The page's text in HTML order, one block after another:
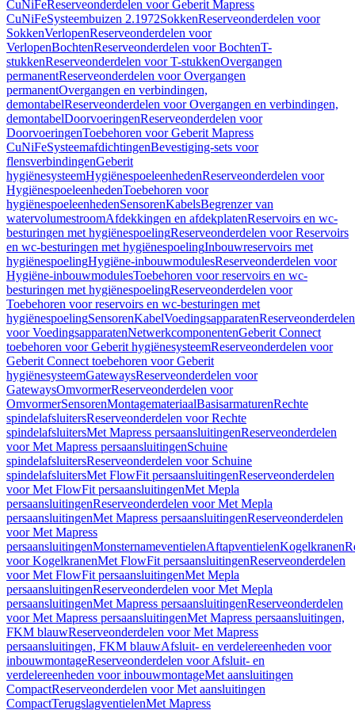
CuNiFeReserveonderdelen voor Geberit Mapress
CuNiFeSysteembuizen 2.1972SokkenReserveonderdelen voor
SokkenVerlopenReserveonderdelen voor
VerlopenBochtenReserveonderdelen voor BochtenT-
stukkenReserveonderdelen voor T-stukkenOvergangen
permanentReserveonderdelen voor Overgangen
permanentOvergangen en verbindingen,
demontabelReserveonderdelen voor Overgangen en verbindingen,
demontabelDoorvoeringenReserveonderdelen voor
DoorvoeringenToebehoren voor Geberit Mapress
CuNiFeSysteemafdichtingenBevestiging-sets voor
flensverbindingenGeberit
hygiënesysteemHygiënespoeleenhedenReserveonderdelen voor
HygiënespoeleenhedenToebehoren voor
hygiënespoeleenhedenSensorenKabelsBegrenzer van
watervolumestroomAfdekkingen en afdekplatenReservoirs en wc-
besturingen met hygiënespoelingReserveonderdelen voor Reservoirs
en wc-besturingen met hygiënespoelingInbouwreservoirs met
hygiënespoelingHygiëne-inbouwmodulesReserveonderdelen voor
Hygiëne-inbouwmodulesToebehoren voor reservoirs en wc-
besturingen met hygiënespoelingReserveonderdelen voor
Toebehoren voor reservoirs en wc-besturingen met
hygiënespoelingSensorenKabelVoedingsapparatenReserveonderdelen
voor VoedingsapparatenNetwerkcomponentenGeberit Connect
toebehoren voor Geberit hygiënesysteemReserveonderdelen voor
Geberit Connect toebehoren voor Geberit
hygiënesysteemGatewaysReserveonderdelen voor
GatewaysOmvormerReserveonderdelen voor
OmvormerSensorenMontagemateriaalBasisarmaturenRechte
spindelafsluitersReserveonderdelen voor Rechte
spindelafsluitersMet Mapress persaansluitingenReserveonderdelen
voor Met Mapress persaansluitingenSchuine
spindelafsluitersReserveonderdelen voor Schuine
spindelafsluitersMet FlowFit persaansluitingenReserveonderdelen
voor Met FlowFit persaansluitingenMet Mepla
persaansluitingenReserveonderdelen voor Met Mepla
persaansluitingenMet Mapress persaansluitingenReserveonderdelen
voor Met Mapress
persaansluitingenMonsternameventielenAftapventielenKogelkranen
voor KogelkranenMet FlowFit persaansluitingenReserveonderdelen
voor Met FlowFit persaansluitingenMet Mepla
persaansluitingenReserveonderdelen voor Met Mepla
persaansluitingenMet Mapress persaansluitingenReserveonderdelen
voor Met Mapress persaansluitingenMet Mapress persaansluitingen,
FKM blauwReserveonderdelen voor Met Mapress
persaansluitingen, FKM blauwAfsluit- en verdelereenheden voor
inbouwmontageReserveonderdelen voor Afsluit- en
verdelereenheden voor inbouwmontageMet aansluitingen
CompactReserveonderdelen voor Met aansluitingen
CompactTerugslagventielenMet Mapress